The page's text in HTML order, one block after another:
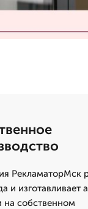
РекламаторМск
и изготавливает
на собственном